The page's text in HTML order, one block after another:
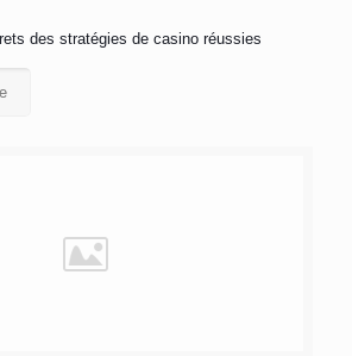
des stratégies de casino réussies